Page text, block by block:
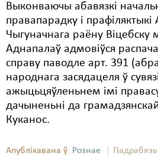
Выконваючы абавязкі
правапарадку і прафіляктыкі
Чыгуначнага раёну Віцебску
Аднапалаў адмовіўся
справу паводле арт. 391
народнага засядацеля ў
ажыцьцяўленьнем імі
дачыненьні да грамадзянскай
Куканос.
Апублікавана ў Рознае